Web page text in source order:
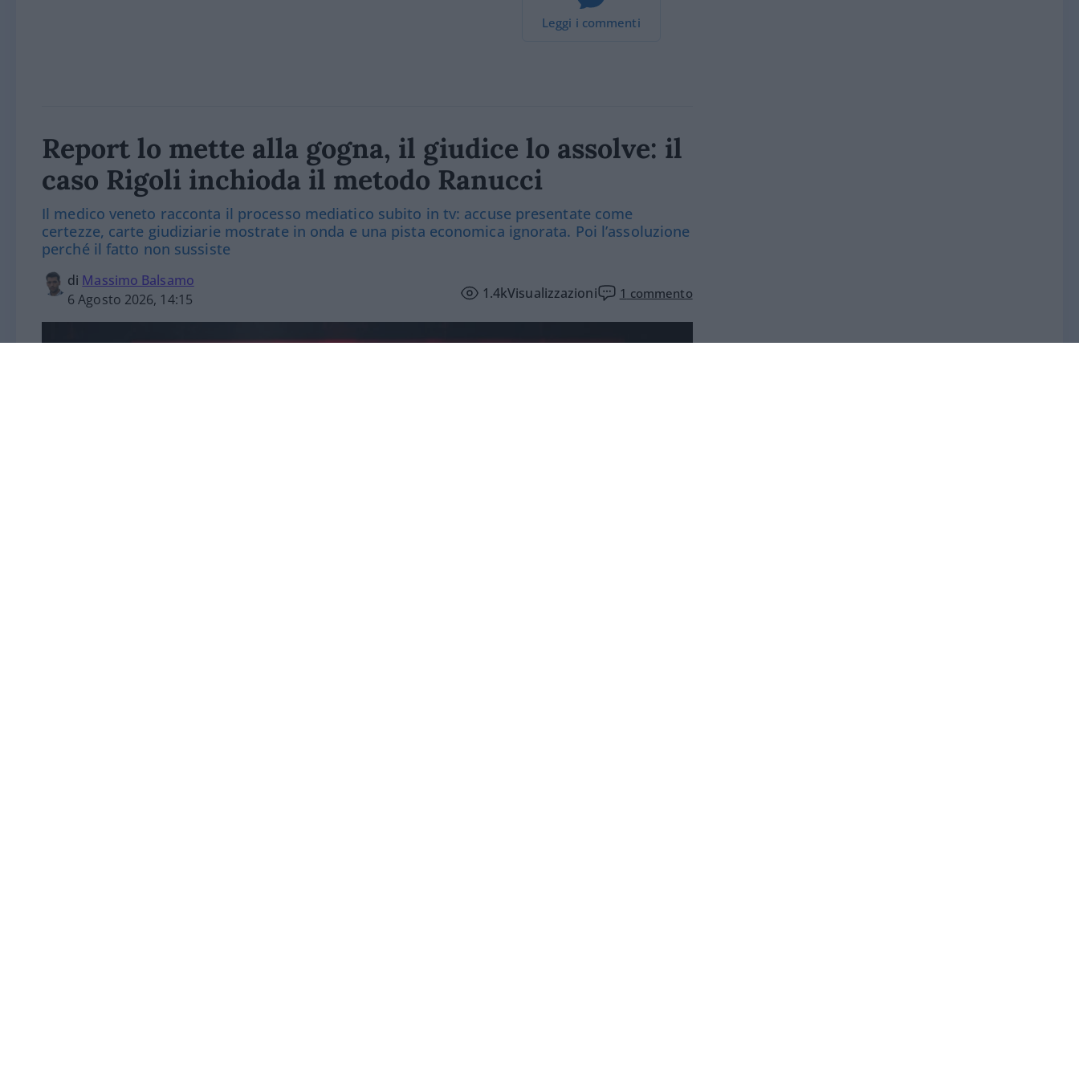
Leggi i commenti
Report lo mette alla gogna, il giudice lo assolve: il
caso Rigoli inchioda il metodo Ranucci
Il medico veneto racconta il processo mediatico subito in tv: accuse presentate come
certezze, carte giudiziarie mostrate in onda e una pista economica ignorata. Poi l’assoluzione
perché il fatto non sussiste
di Massimo Balsamo
6 Agosto 2026, 14:15
1.4kVisualizzazioni 1 commento